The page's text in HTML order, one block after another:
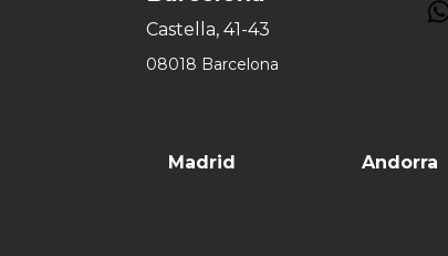
Castella, 41-43
08018 Barcelona
Madrid Andorra